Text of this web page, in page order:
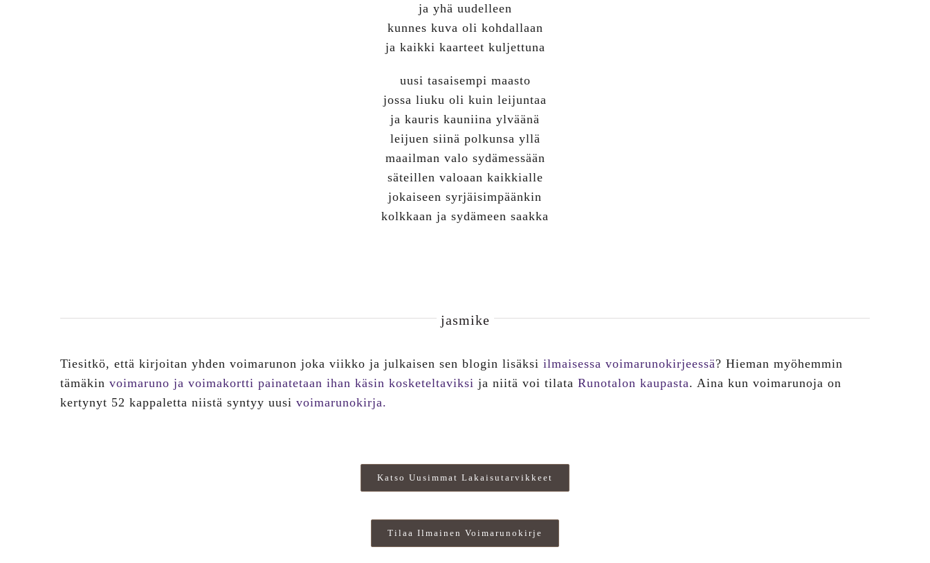
ja yhä uudelleen
kunnes kuva oli kohdallaan
ja kaikki kaarteet kuljettuna
uusi tasaisempi maasto
jossa liuku oli kuin leijuntaa
ja kauris kauniina ylväänä
leijuen siinä polkunsa yllä
maailman valo sydämessään
säteillen valoaan kaikkialle
jokaiseen syrjäisimpäänkin
kolkkaan ja sydämeen saakka
jasmike
Tiesitkö, että kirjoitan yhden voimarunon joka viikko ja julkaisen sen blogin lisäksi ilmaisessa voimarunokirjeessä? Hieman myöhemmin
tämäkin voimaruno ja voimakortti painatetaan ihan käsin kosketeltaviksi ja niitä voi tilata Runotalon kaupasta. Aina kun voimarunoja on
kertynyt 52 kappaletta niistä syntyy uusi voimarunokirja.
Katso Uusimmat Lakaisutarvikkeet
Tilaa Ilmainen Voimarunokirje